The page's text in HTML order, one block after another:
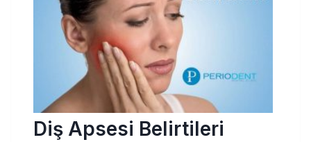
Diş Apsesi Belirtileri